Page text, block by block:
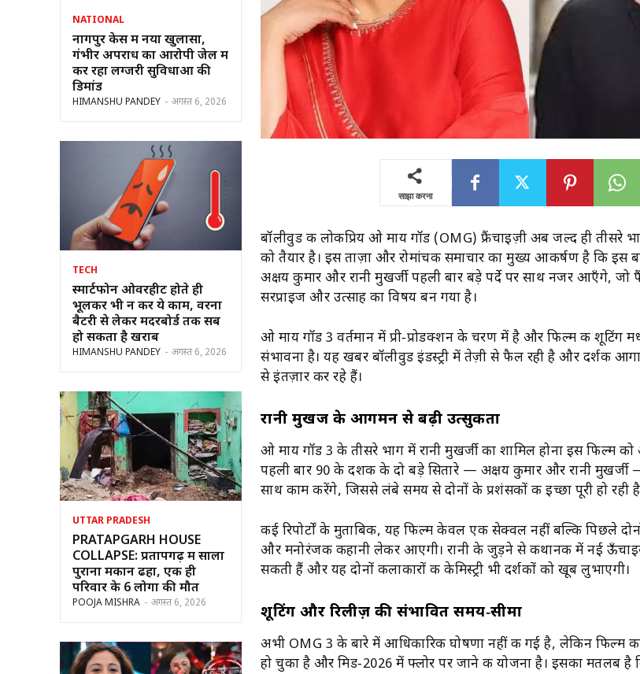
NATIONAL
नागपुर केस में नया खुलासा,
गंभीर अपराध का आरोपी जेल में
कर रहा लग्जरी सुविधाओं की
डिमांड
HIMANSHU PANDEY - अगस्त 6, 2026
TECH
स्मार्टफोन ओवरहीट होते ही
भूलकर भी न करें ये काम, वरना
बैटरी से लेकर मदरबोर्ड तक सब
हो सकता है खराब
HIMANSHU PANDEY - अगस्त 6, 2026
UTTAR PRADESH
PRATAPGARH HOUSE
COLLAPSE: प्रतापगढ़ में सालों
पुराना मकान ढहा, एक ही
परिवार के 6 लोगों की मौत
POOJA MISHRA - अगस्त 6, 2026
साझा करना
बॉलीवुड की लोकप्रिय ओ माय गॉड (OMG) फ्रैंचाइज़ी अब जल्द ही तीसरे
को तैयार है। इस ताज़ा और रोमांचक समाचार का मुख्य आकर्षण है कि इस
अक्षय कुमार और रानी मुखर्जी पहली बार बड़े पर्दे पर साथ नजर आएँगे,
सरप्राइज और उत्साह का विषय बन गया है।
ओ माय गॉड 3 वर्तमान में प्री‑प्रोडक्शन के चरण में है और फिल्म की शूटिंग
संभावना है। यह खबर बॉलीवुड इंडस्ट्री में तेज़ी से फैल रही है और दर्शक
से इंतज़ार कर रहे हैं।
रानी मुखर्जी के आगमन से बढ़ी उत्सुकता
ओ माय गॉड 3 के तीसरे भाग में रानी मुखर्जी का शामिल होना इस फिल्म
पहली बार 90 के दशक के दो बड़े सितारे — अक्षय कुमार और रानी मुखर्जी
साथ काम करेंगे, जिससे लंबे समय से दोनों के प्रशंसकों की इच्छा पूरी हो रही
कई रिपोर्टों के मुताबिक, यह फिल्म केवल एक सेक्वल नहीं बल्कि पिछले
और मनोरंजक कहानी लेकर आएगी। रानी के जुड़ने से कथानक में नई
सकती हैं और यह दोनों कलाकारों की केमिस्ट्री भी दर्शकों को खूब लुभाएगी।
शूटिंग और रिलीज़ की संभावित समय‑सीमा
अभी OMG 3 के बारे में आधिकारिक घोषणा नहीं की गई है, लेकिन फिल्म का
हो चुका है और मिड‑2026 में फ्लोर पर जाने की योजना है। इसका मतलब